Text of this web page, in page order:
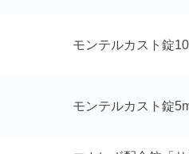
モンテルカスト錠
モンテルカスト錠